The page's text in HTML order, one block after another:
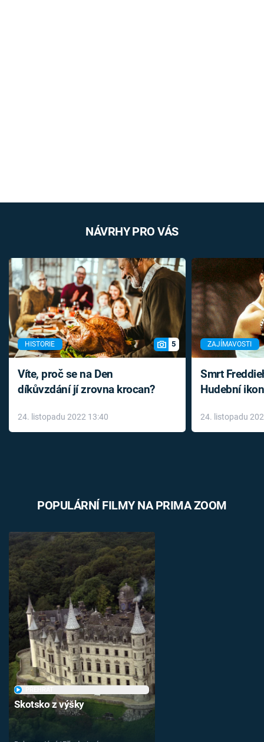
NÁVRHY PRO VÁS
HISTORIE 5
Víte, proč se na Den
díkůvzdání jí zrovna krocan?
24. listopadu 2022 13:40
ZAJÍMAVOSTI
Smrt
Hudební
léky
24. listopadu
POPULÁRNÍ FILMY NA PRIMA ZOOM
Skotsko z výšky